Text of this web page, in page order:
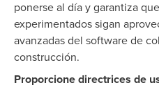
ponerse al día y garantiza
experimentados sigan
avanzadas del software de
construcción.
Proporcione directrices de